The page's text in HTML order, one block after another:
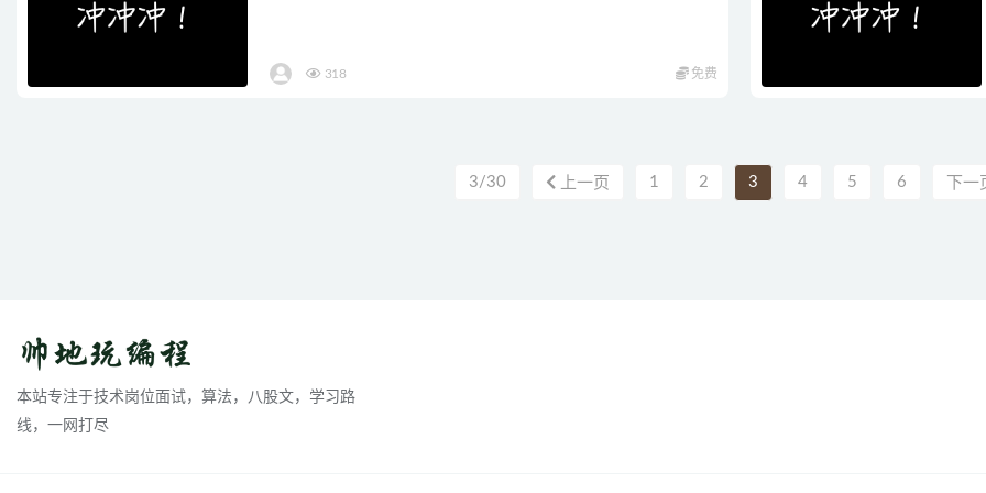
318 免费
3/30 上一页 1 2 3 4 5 6 下一
本站专注于技术岗位面试，算法，八股文，学习路
线，一网打尽